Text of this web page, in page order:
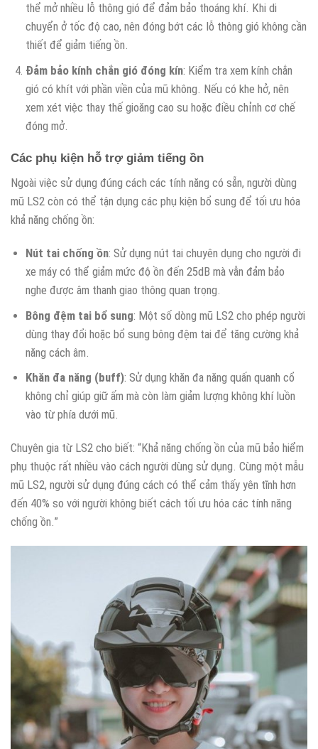
thể mở nhiều lỗ thông gió để đảm bảo thoáng khí. Khi di
chuyển ở tốc độ cao, nên đóng bớt các lỗ thông gió không cần
thiết để giảm tiếng ồn.
Đảm bảo kính chắn gió đóng kín: Kiểm tra xem kính chắn
gió có khít với phần viền của mũ không. Nếu có khe hở, nên
xem xét việc thay thế gioăng cao su hoặc điều chỉnh cơ chế
đóng mở.
Các phụ kiện hỗ trợ giảm tiếng ồn
Ngoài việc sử dụng đúng cách các tính năng có sẵn, người dùng
mũ LS2 còn có thể tận dụng các phụ kiện bổ sung để tối ưu hóa
khả năng chống ồn:
Nút tai chống ồn: Sử dụng nút tai chuyên dụng cho người đi
xe máy có thể giảm mức độ ồn đến 25dB mà vẫn đảm bảo
nghe được âm thanh giao thông quan trọng.
Bông đệm tai bổ sung: Một số dòng mũ LS2 cho phép người
dùng thay đổi hoặc bổ sung bông đệm tai để tăng cường khả
năng cách âm.
Khăn đa năng (buff): Sử dụng khăn đa năng quấn quanh cổ
không chỉ giúp giữ ấm mà còn làm giảm lượng không khí luồn
vào từ phía dưới mũ.
Chuyên gia từ LS2 cho biết: “Khả năng chống ồn của mũ bảo hiểm
phụ thuộc rất nhiều vào cách người dùng sử dụng. Cùng một mẫu
mũ LS2, người sử dụng đúng cách có thể cảm thấy yên tĩnh hơn
đến 40% so với người không biết cách tối ưu hóa các tính năng
chống ồn.”